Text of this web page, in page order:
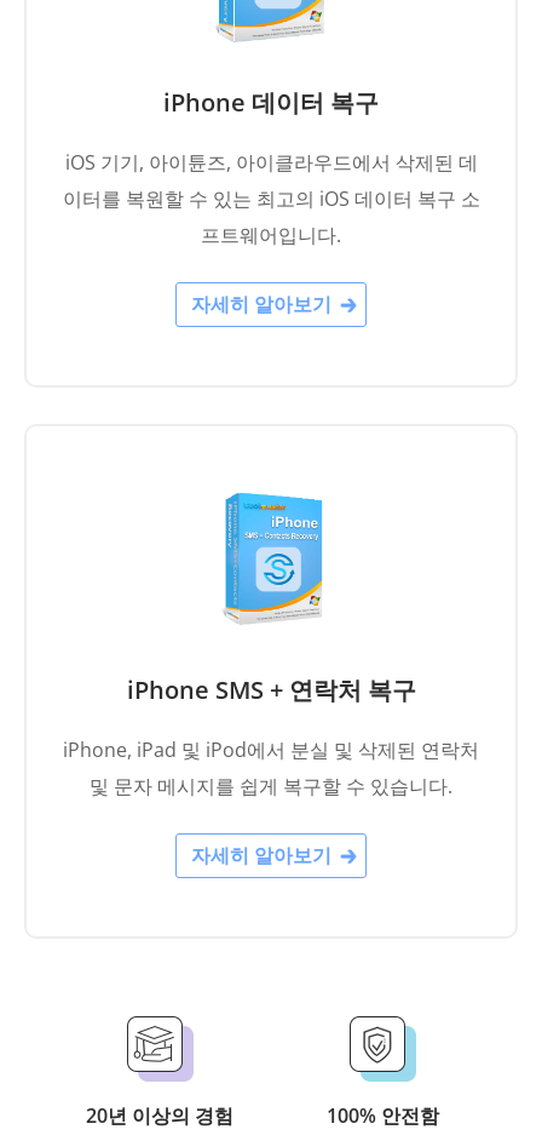
iPhone 데이터 복구
iOS 기기, 아이튠즈, 아이클라우드에서 삭제된 데
이터를 복원할 수 있는 최고의 iOS 데이터 복구 소
프트웨어입니다.
자세히 알아보기
iPhone SMS + 연락처 복구
iPhone, iPad 및 iPod에서 분실 및 삭제된 연락처
및 문자 메시지를 쉽게 복구할 수 있습니다.
자세히 알아보기
20년 이상의 경험 100% 안전함